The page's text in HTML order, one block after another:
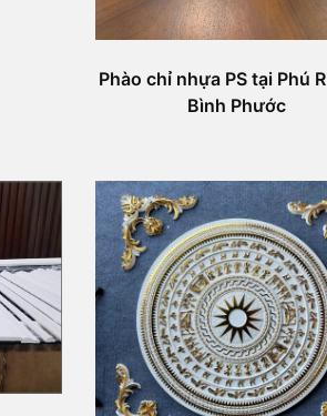
Phào chỉ nhựa PS tại Phú
Bình Phước